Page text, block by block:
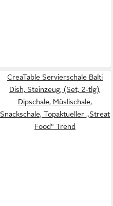
CreaTable Servierschale Balti
Dish, Steinzeug, (Set, 2-tlg),
Dipschale, Müslischale,
Snackschale, Topaktueller „Streat
Food“ Trend